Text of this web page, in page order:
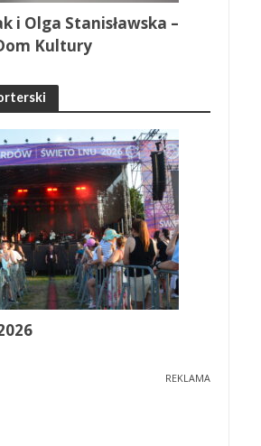
i Olga Stanisławska –
Kultury
REKLAMA